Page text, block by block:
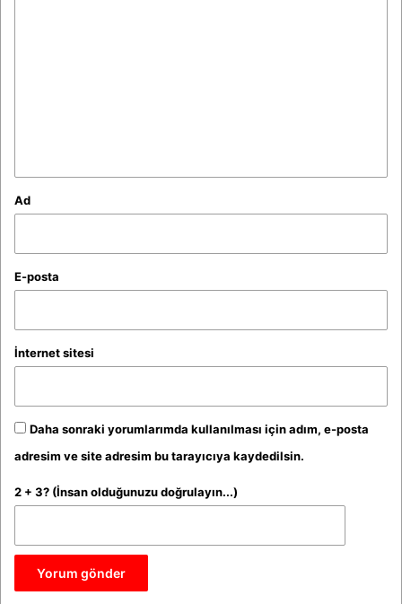
Ad
E-posta
İnternet sitesi
Daha sonraki yorumlarımda kullanılması için adım, e-posta
adresim ve site adresim bu tarayıcıya kaydedilsin.
2 + 3? (İnsan olduğunuzu doğrulayın...)